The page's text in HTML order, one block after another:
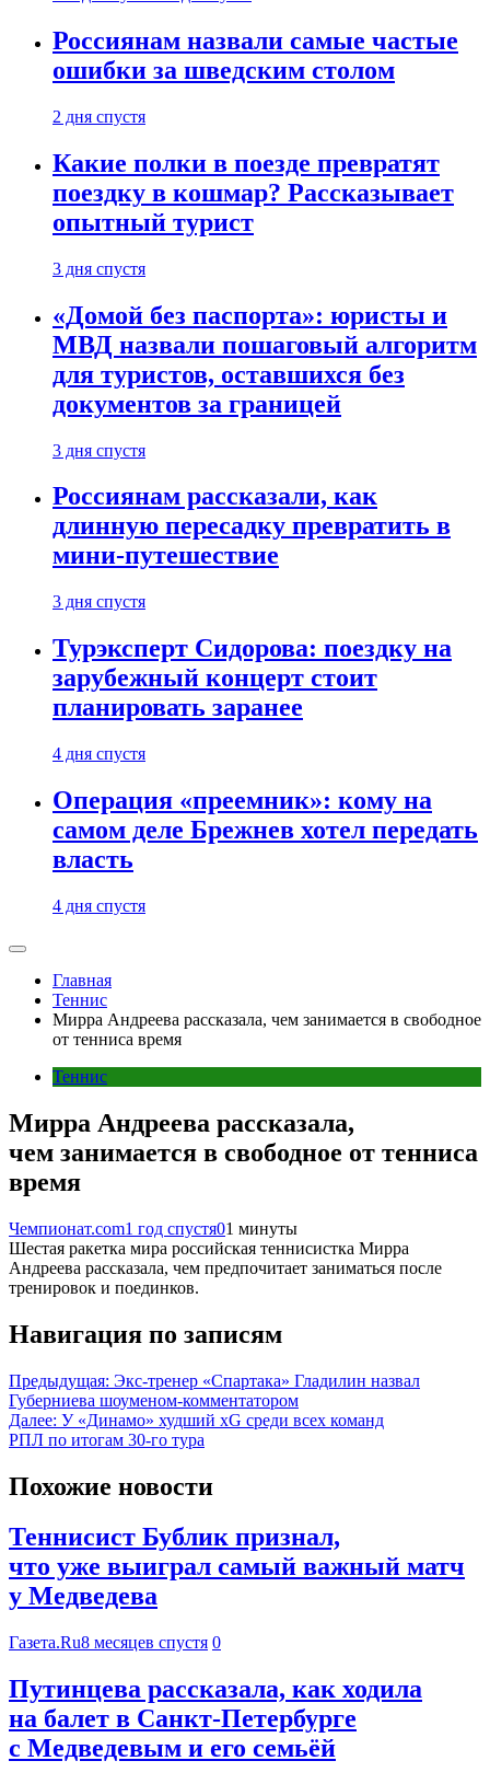
Россиянам назвали самые частые
ошибки за шведским столом
2 дня спустя
Какие полки в поезде превратят
поездку в кошмар? Рассказывает
опытный турист
3 дня спустя
«Домой без паспорта»: юристы и
МВД назвали пошаговый алгоритм
для туристов, оставшихся без
документов за границей
3 дня спустя
Россиянам рассказали, как
длинную пересадку превратить в
мини-путешествие
3 дня спустя
Турэксперт Сидорова: поездку на
зарубежный концерт стоит
планировать заранее
4 дня спустя
Операция «преемник»: кому на
самом деле Брежнев хотел передать
власть
4 дня спустя
Главная
Теннис
Мирра Андреева рассказала, чем занимается в свободное
от тенниса время
Теннис
Мирра Андреева рассказала,
чем занимается в свободное от тенниса
время
Чемпионат.com1 год спустя01 минуты
Шестая ракетка мира российская теннисистка Мирра
Андреева рассказала, чем предпочитает заниматься после
тренировок и поединков.
Навигация по записям
Предыдущая: Экс-тренер «Спартака» Гладилин назвал
Губерниева шоуменом-комментатором
Далее: У «Динамо» худший xG среди всех команд
РПЛ по итогам 30-го тура
Похожие новости
Теннисист Бублик признал,
что уже выиграл самый важный матч
у Медведева
Газета.Ru8 месяцев спустя 0
Путинцева рассказала, как ходила
на балет в Санкт-Петербурге
с Медведевым и его семьёй